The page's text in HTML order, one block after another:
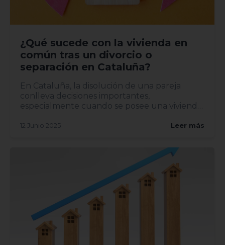
¿Qué sucede con la vivienda en
común tras un divorcio o
separación en Cataluña?
En Cataluña, la disolución de una pareja
conlleva decisiones importantes,
especialmente cuando se posee una vivienda
12 Junio 2025 Leer más